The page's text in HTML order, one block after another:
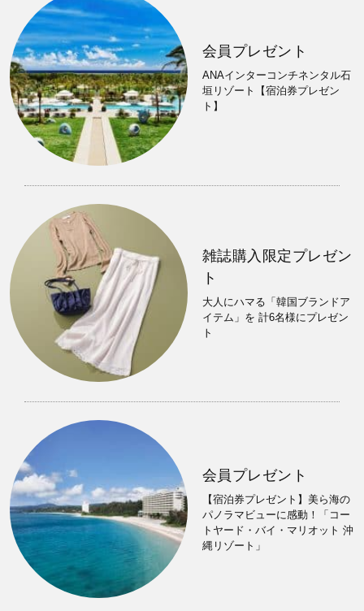
会員プレゼント
ANAインターコンチネンタル石
垣リゾート【宿泊券プレゼン
ト】
雑誌購入限定プレゼン
ト
大人にハマる「韓国ブランドア
イテム」を 計6名様にプレゼン
ト
会員プレゼント
【宿泊券プレゼント】美ら海の
パノラマビューに感動！「コー
トヤード・バイ・マリオット 沖
縄リゾート」